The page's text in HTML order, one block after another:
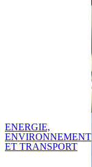
ENERGIE,
ENVIRONNEMENT
ET TRANSPORT